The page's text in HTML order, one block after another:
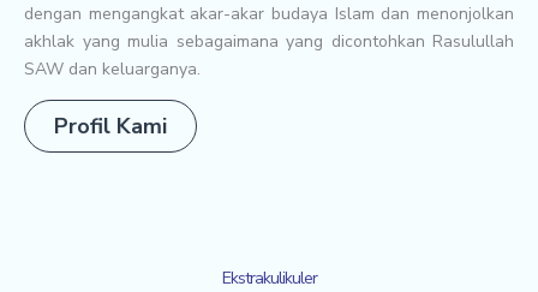
dengan mengangkat akar-akar budaya Islam dan menonjolkan
akhlak yang mulia sebagaimana yang dicontohkan Rasulullah
SAW dan keluarganya.
Profil Kami
Ekstrakulikuler